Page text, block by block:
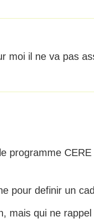
moi il ne va pas
programme
pour definir un
mais qui ne